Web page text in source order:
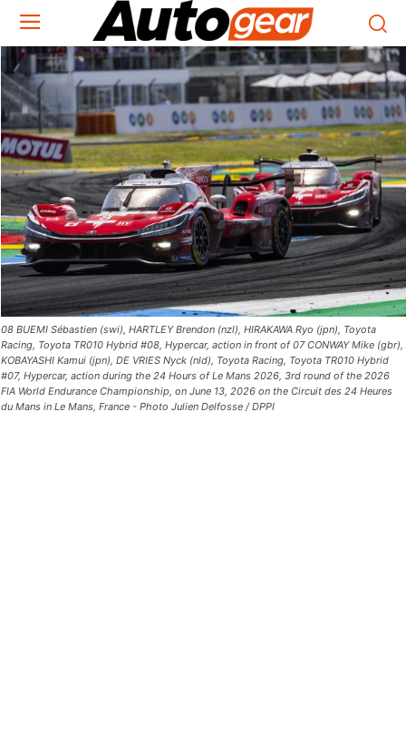
08 BUEMI Sébastien (swi), HARTLEY Brendon (nzl), HIRAKAWA Ryo (jpn), Toyota
Racing, Toyota TR010 Hybrid #08, Hypercar, action in front of 07 CONWAY Mike (gbr),
KOBAYASHI Kamui (jpn), DE VRIES Nyck (nld), Toyota Racing, Toyota TR010 Hybrid
#07, Hypercar, action during the 24 Hours of Le Mans 2026, 3rd round of the 2026
FIA World Endurance Championship, on June 13, 2026 on the Circuit des 24 Heures
du Mans in Le Mans, France - Photo Julien Delfosse / DPPI